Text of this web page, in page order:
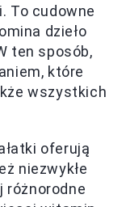
To cudowne
dzieło
ten sposób,
które
wszystkich
oferują
niezwykłe
różnorodne